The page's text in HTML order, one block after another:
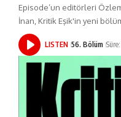
Episode’un editörleri
İnan, Kritik Eşik'in yeni
LISTEN 56. Bölüm